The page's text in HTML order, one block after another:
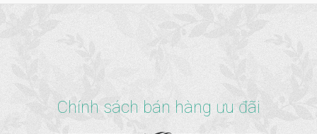
Chính sách bán hàng ưu đãi